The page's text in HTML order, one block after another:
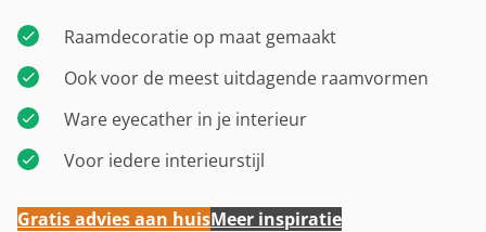
Raamdecoratie op maat gemaakt
Ook voor de meest uitdagende raamvormen
Ware eyecather in je interieur
Voor iedere interieurstijl
Gratis advies aan huisMeer inspiratie